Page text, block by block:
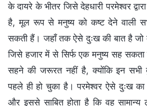
के दायरे के भीतर जिसे देहधारी परमेश्वर
है, मूल रूप से मनुष्य को कष्ट देने वाली
सकती हैं। जहाँ तक ऐसे दुःख की बात है जो
जिसे हजार में से सिर्फ एक मनुष्य सह सकता
सहने की जरूरत नहीं है, क्योंकि इन सभी
पहले ही हो चुका है। परमेश्वर ऐसे दुःख
और इससे साबित होता है कि वह